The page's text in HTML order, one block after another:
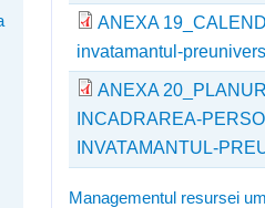
ANEXA
invatamantul-
ANEXA
INCADRAREA-
INVATAMANTUL-
Managementul resursei